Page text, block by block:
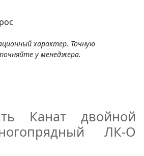
характер. Точную
у менеджера.
Канат двойной
ЛК-О